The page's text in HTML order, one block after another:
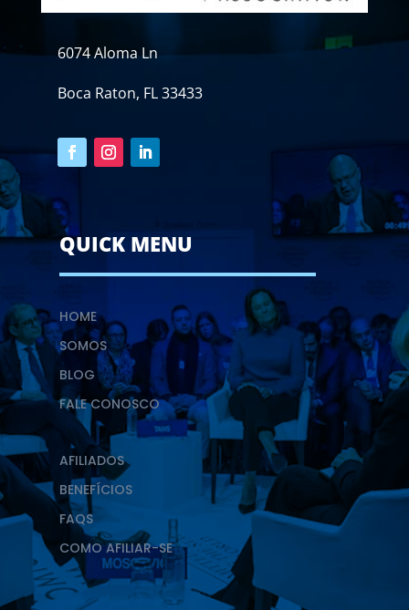
6074 Aloma Ln
Boca Raton, FL 33433
QUICK MENU
HOME
SOMOS
BLOG
FALE CONOSCO
AFILIADOS
BENEFÍCIOS
FAQS
COMO AFILIAR-SE